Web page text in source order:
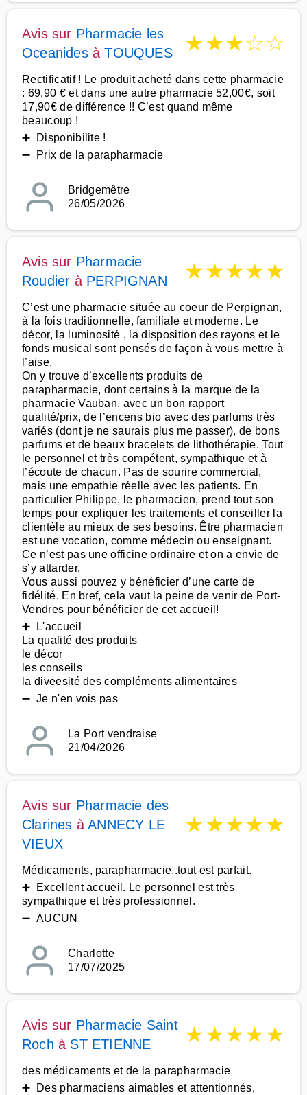
Avis sur Pharmacie les
OceanidesàTOUQUES ★★★☆☆
Rectificatif ! Le produit acheté dans cette pharmacie
: 69,90 € et dans une autre pharmacie 52,00€, soit
17,90€ de différence !! C’est quand même
beaucoup !
➕ Disponibilite !
➖ Prix de la parapharmacie
Bridgemêtre
26/05/2026
Avis sur Pharmacie
Roudier à PERPIGNAN ★★★★★
C’est une pharmacie située au coeur de Perpignan,
à la fois traditionnelle, familiale et moderne. Le
décor, la luminosité , la disposition des rayons et le
fonds musical sont pensés de façon à vous mettre à
l’aise.
On y trouve d’excellents produits de
parapharmacie, dont certains à la marque de la
pharmacie Vauban, avec un bon rapport
qualité/prix, de l’encens bio avec des parfums très
variés (dont je ne saurais plus me passer), de bons
parfums et de beaux bracelets de lithothérapie. Tout
le personnel et très compétent, sympathique et à
l’écoute de chacun. Pas de sourire commercial,
mais une empathie réelle avec les patients. En
particulier Philippe, le pharmacien, prend tout son
temps pour expliquer les traitements et conseiller la
clientèle au mieux de ses besoins. Être pharmacien
est une vocation, comme médecin ou enseignant.
Ce n’est pas une officine ordinaire et on a envie de
s’y attarder.
Vous aussi pouvez y bénéficier d’une carte de
fidélité. En bref, cela vaut la peine de venir de Port-
Vendres pour bénéficier de cet accueil!
➕ L'accueil
La qualité des produits
le décor
les conseils
la diveesité des compléments alimentaires
➖ Je n'en vois pas
La Port vendraise
21/04/2026
Avis sur Pharmacie des
Clarines àANNECY LE
VIEUX
★★★★★
Médicaments, parapharmacie..tout est parfait.
➕ Excellent accueil. Le personnel est très
sympathique et très professionnel.
➖ AUCUN
Charlotte
17/07/2025
Avis sur Pharmacie Saint
Roch à ST ETIENNE ★★★★★
des médicaments et de la parapharmacie
➕ Des pharmaciens aimables et attentionnés,